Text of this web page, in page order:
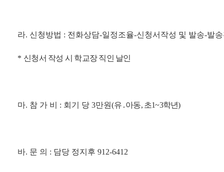
라. 신청방법 : 전화상담-일정조율-신청서작성 및 발송-발
* 신청서 작성 시 학교장 직인 날인
마. 참 가 비 : 회기 당 3만원(유 ․아동, 초1~3학년)
바. 문 의 : 담당 정지후 912-6412